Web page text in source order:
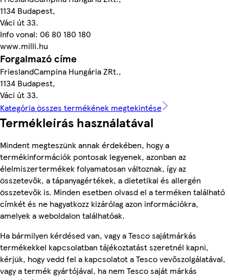
1134 Budapest,
Váci út 33.
Info vonal: 06 80 180 180
www.milli.hu
Forgalmazó címe
FrieslandCampina Hungária ZRt.,
1134 Budapest,
Váci út 33.
Kategória összes termékének megtekintése
Termékleírás használatával
Mindent megteszünk annak érdekében, hogy a
termékinformációk pontosak legyenek, azonban az
élelmiszertermékek folyamatosan változnak, így az
összetevők, a tápanyagértékek, a dietetikai és allergén
összetevők is. Minden esetben olvasd el a terméken található
címkét és ne hagyatkozz kizárólag azon információkra,
amelyek a weboldalon találhatóak.
Ha bármilyen kérdésed van, vagy a Tesco sajátmárkás
termékekkel kapcsolatban tájékoztatást szeretnél kapni,
kérjük, hogy vedd fel a kapcsolatot a Tesco vevőszolgálatával,
vagy a termék gyártójával, ha nem Tesco saját márkás